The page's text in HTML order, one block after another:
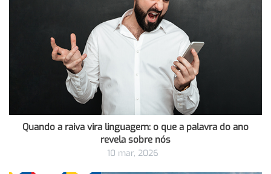
Quando a raiva vira linguagem: o que a palavra do ano
revela sobre nós
10 mar, 2026